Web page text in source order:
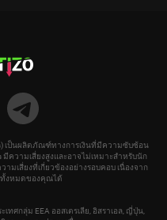
เป็นผลิตภัณฑ์ทางการเงินที่มีความซับซ้อน
ความเสี่ยงสูงและอาจไม่เหมาะสำหรับนัก
มเสี่ยงที่เกี่ยวข้องอย่างรอบคอบ เนื่องจาก
ทั้งหมดของคุณได้
ทศกลุ่ม EEA ออสเตรเลีย, อิสราเอล, ญี่ปุ่น,